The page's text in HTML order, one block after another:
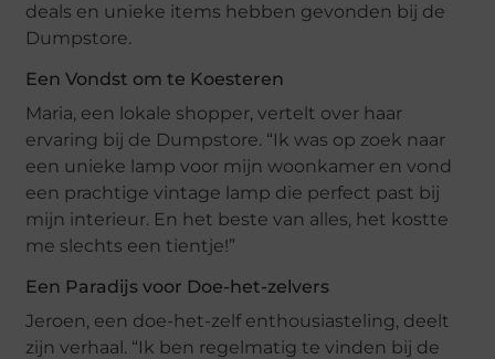
deals en unieke items hebben gevonden bij de
Dumpstore.
Een Vondst om te Koesteren
Maria, een lokale shopper, vertelt over haar
ervaring bij de Dumpstore. “Ik was op zoek naar
een unieke lamp voor mijn woonkamer en vond
een prachtige vintage lamp die perfect past bij
mijn interieur. En het beste van alles, het kostte
me slechts een tientje!”
Een Paradijs voor Doe-het-zelvers
Jeroen, een doe-het-zelf enthousiasteling, deelt
zijn verhaal. “Ik ben regelmatig te vinden bij de